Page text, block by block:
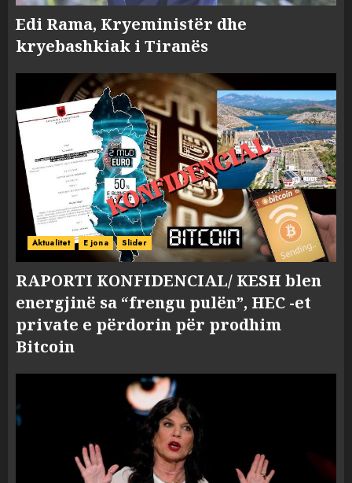
Edi Rama, Kryeministër dhe
kryebashkiak i Tiranës
Aktualitet E jona Slider
RAPORTI KONFIDENCIAL/ KESH blen
energjinë sa “frengu pulën”, HEC -et
private e përdorin për prodhim
Bitcoin